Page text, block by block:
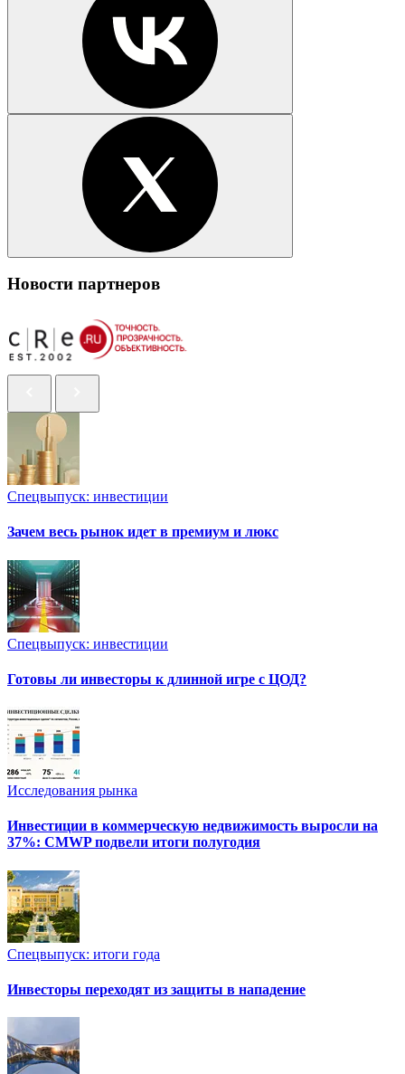
Новости партнеров
Спецвыпуск: инвестиции
Зачем весь рынок идет в премиум и люкс
Спецвыпуск: инвестиции
Готовы ли инвесторы к длинной игре с ЦОД?
Исследования рынка
Инвестиции в коммерческую недвижимость выросли на
37%: CMWP подвели итоги полугодия
Спецвыпуск: итоги года
Инвесторы переходят из защиты в нападение